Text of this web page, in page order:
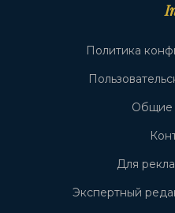
Политика
Общие
Для
Экспертный